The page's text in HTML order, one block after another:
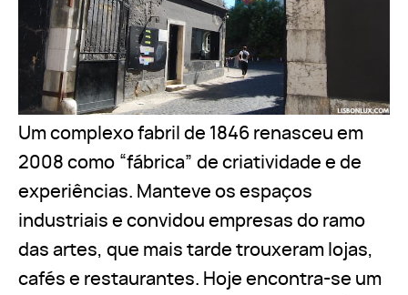
Um complexo fabril de 1846 renasceu em
2008 como “fábrica” de criatividade e de
experiências. Manteve os espaços
industriais e convidou empresas do ramo
das artes, que mais tarde trouxeram lojas,
cafés e restaurantes. Hoje encontra-se um